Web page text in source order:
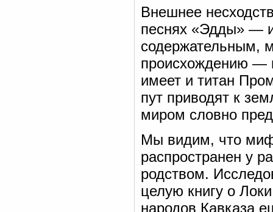
Внешнее
песнях «Эдды» —
содержательным,
происхождению —
имеет и титан
пут приводят к
миром словно
Мы видим, что
распространен у
родством.
целую книгу о
народов Кавказа